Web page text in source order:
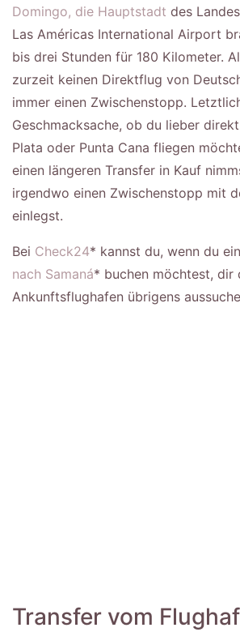
Domingo, die Hauptstadt des
Las Américas International Airport
bis drei Stunden für 180 Kilometer.
zurzeit keinen Direktflug von
immer einen Zwischenstopp.
Geschmacksache, ob du lieber
Plata oder Punta Cana fliegen
einen längeren Transfer in Kauf
irgendwo einen Zwischenstopp mit
einlegst.
Bei Check24* kannst du, wenn du
nach Samaná* buchen möchtest, dir
Ankunftsflughafen übrigens
Transfer vom